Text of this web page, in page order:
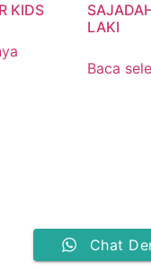
KIDS
LAKI
Baca
Chat